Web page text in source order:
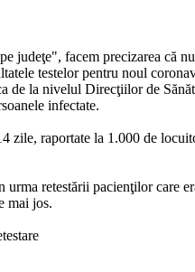
judeţe", facem precizarea că
testelor pentru noul
de la nivelul Direcţiilor de
infectate.
zile, raportate la 1.000 de
retestării pacienţilor care
mai jos.